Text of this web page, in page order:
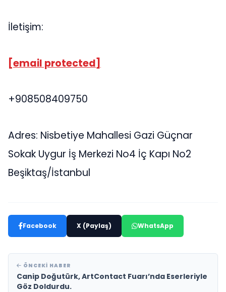
İletişim:
[email protected]
+908508409750
Adres: Nisbetiye Mahallesi Gazi Güçnar
Sokak Uygur İş Merkezi No4 İç Kapı No2
Beşiktaş/İstanbul
Facebook X (Paylaş) WhatsApp
ÖNCEKI HABER
Canip Doğutürk, ArtContact Fuarı’nda Eserleriyle
Göz Doldurdu.